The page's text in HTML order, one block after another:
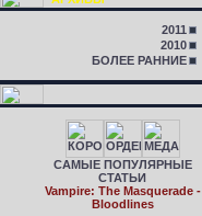
2011
2010
БОЛЕЕ РАННИЕ
САМЫЕ ПОПУЛЯРНЫЕ
СТАТЬИ
Vampire: The Masquerade -
Bloodlines